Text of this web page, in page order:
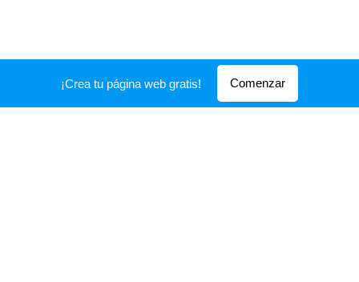
¡Crea tu página web gratis! Comenzar